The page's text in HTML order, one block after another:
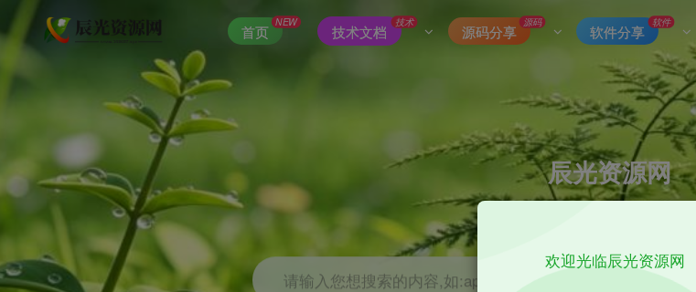
首页
NEW
技术文档
技术
源码分享
源码
软件分享
软件
辰光资源网
优质的网络资源分享平台
请输入您想搜索的内容,如:app源码
欢迎光临辰光资源网